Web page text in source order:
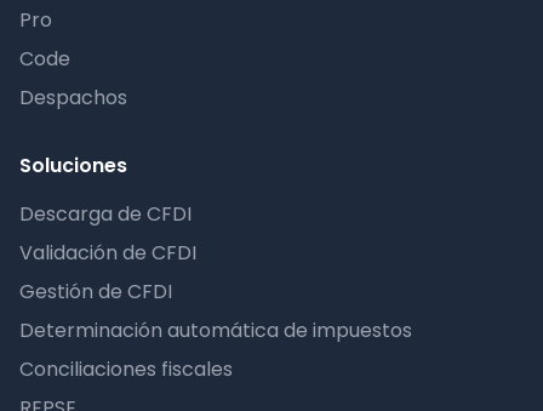
Pro
Code
Despachos
Soluciones
Descarga de CFDI
Validación de CFDI
Gestión de CFDI
Determinación automática de impuestos
Conciliaciones fiscales